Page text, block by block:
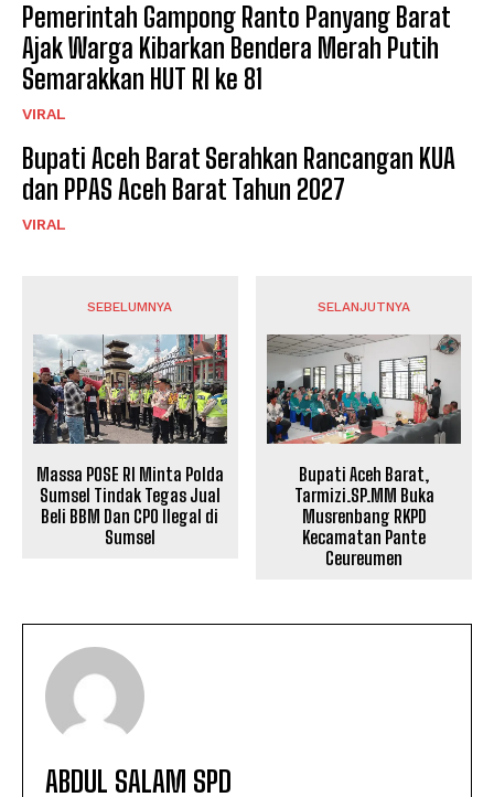
Pemerintah Gampong Ranto Panyang Barat
Ajak Warga Kibarkan Bendera Merah Putih
Semarakkan HUT RI ke 81
VIRAL
Bupati Aceh Barat Serahkan Rancangan KUA
dan PPAS Aceh Barat Tahun 2027
VIRAL
SEBELUMNYA
Massa POSE RI Minta Polda
Sumsel Tindak Tegas Jual
Beli BBM Dan CPO Ilegal di
Sumsel
SELANJUTNYA
Bupati Aceh Barat,
Tarmizi.SP.MM Buka
Musrenbang RKPD
Kecamatan Pante
Ceureumen
ABDUL SALAM SPD